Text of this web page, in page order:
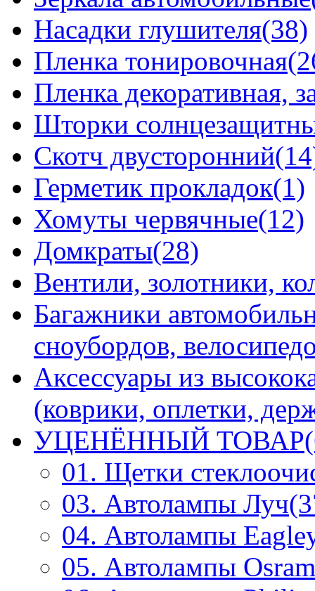
Насадки глушителя(38)
Пленка
Пленка декоративная,
Шторки
Скотч
Герметик прокладок(1)
Хомуты червячные(12)
Домкраты(28)
Вентили, золотники,
Багажники
сноубордов,
Аксессуары из
(коврики, оплетки,
УЦЕНЁННЫЙ
01. Щетки
03. Автолампы
04. Автолампы
05. Автолампы